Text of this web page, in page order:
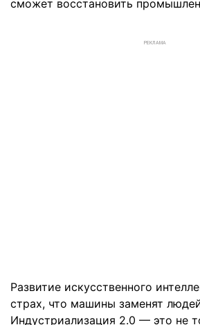
сможет восстановить
РЕКЛАМА
Развитие искусственного
страх, что машины заменят
Индустриализация 2.0 — это не